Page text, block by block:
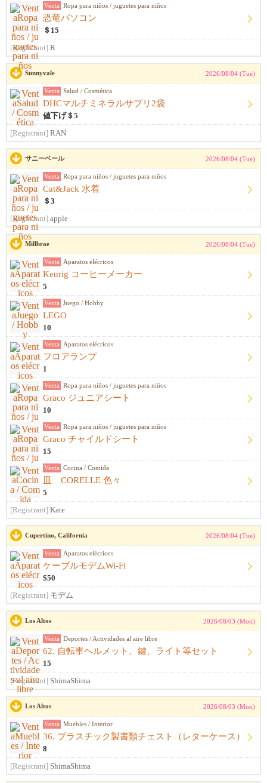
Venta Ropa para niños / juguetes para niños
恐竜パソコン
＄15
[Registrant] R
Sunnyvale 2026/08/04 (Tue)
Venta Salud / Cosmética
DHCマルチミネラルサプリ2袋
値下げ＄5
[Registrant] RAN
サニーベール 2026/08/04 (Tue)
Venta Ropa para niños / juguetes para niños
Cat&Jack 水着
＄3
[Registrant] apple
Millbrae 2026/08/04 (Tue)
Venta Aparatos elécricos
Keurig コーヒーメーカー
5
Venta Juego / Hobby
LEGO
10
Venta Aparatos elécricos
フロアランプ
1
Venta Ropa para niños / juguetes para niños
Graco ジュニアシート
10
Venta Ropa para niños / juguetes para niños
Graco チャイルドシート
15
Venta Cocina / Comida
皿 CORELLE 色々
5
[Registrant] Kate
Cupertino, California 2026/08/04 (Tue)
Venta Aparatos elécricos
ケーブルモデムWi-Fi
$50
[Registrant] モデム
Los Altos 2026/08/03 (Mon)
Venta Deportes / Actividades al aire libre
62. 自転車ヘルメット、鍵、ライト等セット
15
[Registrant] ShimaShima
Los Altos 2026/08/03 (Mon)
Venta Muebles / Interior
36. プラスチック製書類チェスト（レターケース）
8
[Registrant] ShimaShima